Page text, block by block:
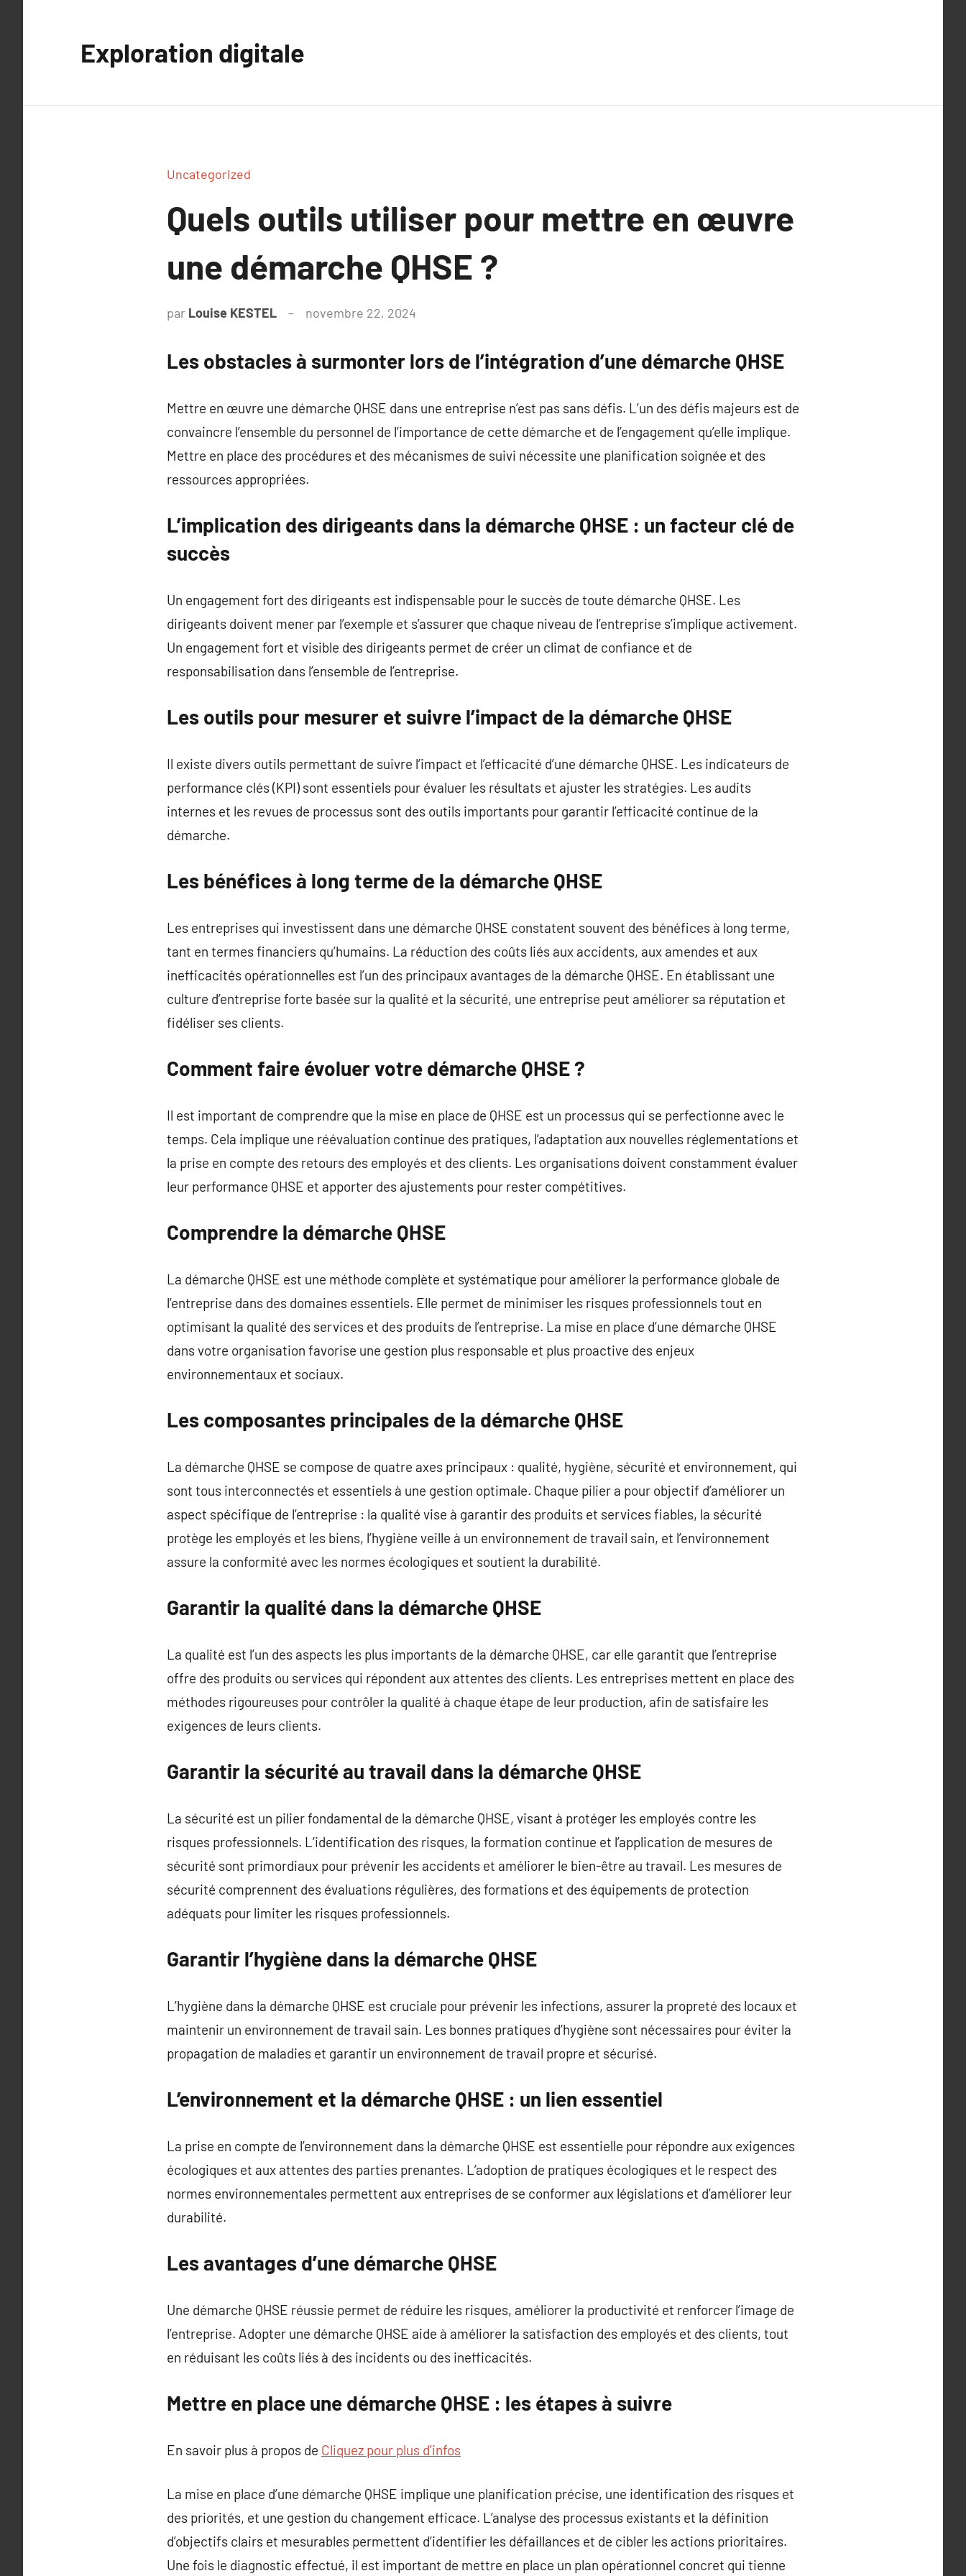
Exploration digitale
Uncategorized
Quels outils utiliser pour mettre en œuvre
une démarche QHSE ?
par Louise KESTEL novembre 22, 2024
Les obstacles à surmonter lors de l’intégration d’une démarche QHSE
Mettre en œuvre une démarche QHSE dans une entreprise n’est pas sans défis. L’un des défis majeurs est de
convaincre l’ensemble du personnel de l’importance de cette démarche et de l’engagement qu’elle implique.
Mettre en place des procédures et des mécanismes de suivi nécessite une planification soignée et des
ressources appropriées.
L’implication des dirigeants dans la démarche QHSE : un facteur clé de
succès
Un engagement fort des dirigeants est indispensable pour le succès de toute démarche QHSE. Les
dirigeants doivent mener par l’exemple et s’assurer que chaque niveau de l’entreprise s’implique activement.
Un engagement fort et visible des dirigeants permet de créer un climat de confiance et de
responsabilisation dans l’ensemble de l’entreprise.
Les outils pour mesurer et suivre l’impact de la démarche QHSE
Il existe divers outils permettant de suivre l’impact et l’efficacité d’une démarche QHSE. Les indicateurs de
performance clés (KPI) sont essentiels pour évaluer les résultats et ajuster les stratégies. Les audits
internes et les revues de processus sont des outils importants pour garantir l’efficacité continue de la
démarche.
Les bénéfices à long terme de la démarche QHSE
Les entreprises qui investissent dans une démarche QHSE constatent souvent des bénéfices à long terme,
tant en termes financiers qu’humains. La réduction des coûts liés aux accidents, aux amendes et aux
inefficacités opérationnelles est l’un des principaux avantages de la démarche QHSE. En établissant une
culture d’entreprise forte basée sur la qualité et la sécurité, une entreprise peut améliorer sa réputation et
fidéliser ses clients.
Comment faire évoluer votre démarche QHSE ?
Il est important de comprendre que la mise en place de QHSE est un processus qui se perfectionne avec le
temps. Cela implique une réévaluation continue des pratiques, l’adaptation aux nouvelles réglementations et
la prise en compte des retours des employés et des clients. Les organisations doivent constamment évaluer
leur performance QHSE et apporter des ajustements pour rester compétitives.
Comprendre la démarche QHSE
La démarche QHSE est une méthode complète et systématique pour améliorer la performance globale de
l’entreprise dans des domaines essentiels. Elle permet de minimiser les risques professionnels tout en
optimisant la qualité des services et des produits de l’entreprise. La mise en place d’une démarche QHSE
dans votre organisation favorise une gestion plus responsable et plus proactive des enjeux
environnementaux et sociaux.
Les composantes principales de la démarche QHSE
La démarche QHSE se compose de quatre axes principaux : qualité, hygiène, sécurité et environnement, qui
sont tous interconnectés et essentiels à une gestion optimale. Chaque pilier a pour objectif d’améliorer un
aspect spécifique de l’entreprise : la qualité vise à garantir des produits et services fiables, la sécurité
protège les employés et les biens, l’hygiène veille à un environnement de travail sain, et l’environnement
assure la conformité avec les normes écologiques et soutient la durabilité.
Garantir la qualité dans la démarche QHSE
La qualité est l’un des aspects les plus importants de la démarche QHSE, car elle garantit que l’entreprise
offre des produits ou services qui répondent aux attentes des clients. Les entreprises mettent en place des
méthodes rigoureuses pour contrôler la qualité à chaque étape de leur production, afin de satisfaire les
exigences de leurs clients.
Garantir la sécurité au travail dans la démarche QHSE
La sécurité est un pilier fondamental de la démarche QHSE, visant à protéger les employés contre les
risques professionnels. L’identification des risques, la formation continue et l’application de mesures de
sécurité sont primordiaux pour prévenir les accidents et améliorer le bien-être au travail. Les mesures de
sécurité comprennent des évaluations régulières, des formations et des équipements de protection
adéquats pour limiter les risques professionnels.
Garantir l’hygiène dans la démarche QHSE
L’hygiène dans la démarche QHSE est cruciale pour prévenir les infections, assurer la propreté des locaux et
maintenir un environnement de travail sain. Les bonnes pratiques d’hygiène sont nécessaires pour éviter la
propagation de maladies et garantir un environnement de travail propre et sécurisé.
L’environnement et la démarche QHSE : un lien essentiel
La prise en compte de l’environnement dans la démarche QHSE est essentielle pour répondre aux exigences
écologiques et aux attentes des parties prenantes. L’adoption de pratiques écologiques et le respect des
normes environnementales permettent aux entreprises de se conformer aux législations et d’améliorer leur
durabilité.
Les avantages d’une démarche QHSE
Une démarche QHSE réussie permet de réduire les risques, améliorer la productivité et renforcer l’image de
l’entreprise. Adopter une démarche QHSE aide à améliorer la satisfaction des employés et des clients, tout
en réduisant les coûts liés à des incidents ou des inefficacités.
Mettre en place une démarche QHSE : les étapes à suivre
En savoir plus à propos de Cliquez pour plus d’infos
La mise en place d’une démarche QHSE implique une planification précise, une identification des risques et
des priorités, et une gestion du changement efficace. L’analyse des processus existants et la définition
d’objectifs clairs et mesurables permettent d’identifier les défaillances et de cibler les actions prioritaires.
Une fois le diagnostic effectué, il est important de mettre en place un plan opérationnel concret qui tienne